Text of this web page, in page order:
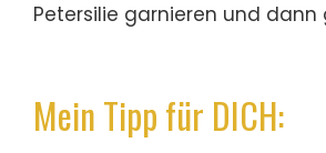
Petersilie garnieren und dann
Mein Tipp für DICH: